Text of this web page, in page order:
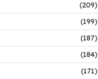
(209)
(199)
(187)
(184)
(171)